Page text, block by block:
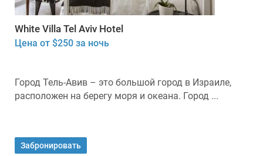
White Villa Tel Aviv Hotel
Цена от $250 за ночь
Город Тель-Авив – это большой город в Израиле,
расположен на берегу моря и океана. Город ...
Забронировать